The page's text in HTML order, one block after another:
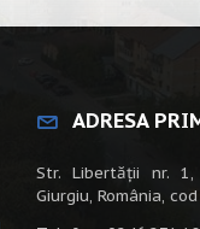
ADRESA
Str. Libertății nr. 1,
Giurgiu, România,